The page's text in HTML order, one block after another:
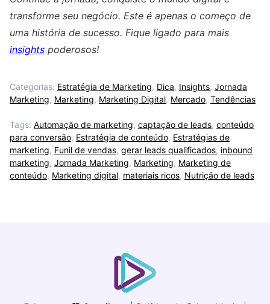
transforme seu negócio. Este é apenas o começo de
uma história de sucesso. Fique ligado para mais
insights poderosos!
Categorias: Estratégia de Marketing, Dica, Insights, Jornada
Marketing, Marketing, Marketing Digital, Mercado, Tendências
Tags: Automação de marketing, captação de leads, conteúdo
para conversão, Estratégia de conteúdo, Estratégias de
marketing, Funil de vendas, gerar leads qualificados, inbound
marketing, Jornada Marketing, Marketing, Marketing de
conteúdo, Marketing digital, materiais ricos, Nutrição de leads